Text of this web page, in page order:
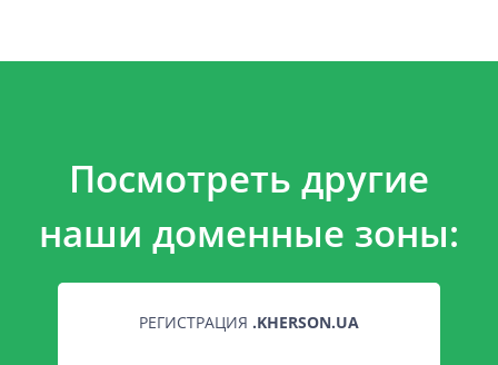
Посмотреть другие
наши доменные зоны:
РЕГИСТРАЦИЯ .KHERSON.UA